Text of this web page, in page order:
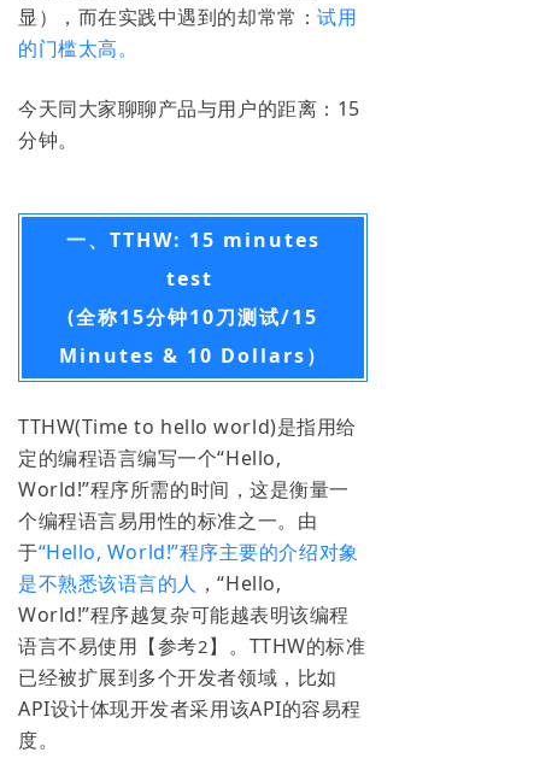
显），而在实践中遇到的却常常：试用
的门槛太高。
今天同大家聊聊产品与用户的距离：15
分钟。
一、TTHW: 15 minutes
test
(全称15分钟10刀测试/15
Minutes & 10 Dollars）
TTHW(Time to hello world)是指用给
定的编程语言编写一个“Hello,
World!”程序所需的时间，这是衡量一
个编程语言易用性的标准之一。由
于“Hello, World!”程序主要的介绍对象
是不熟悉该语言的人 ，“Hello,
World!”程序越复杂可能越表明该编程
语言不易使用【参考2】。TTHW的标准
已经被扩展到多个开发者领域，比如
API设计体现开发者采用该API的容易程
度。